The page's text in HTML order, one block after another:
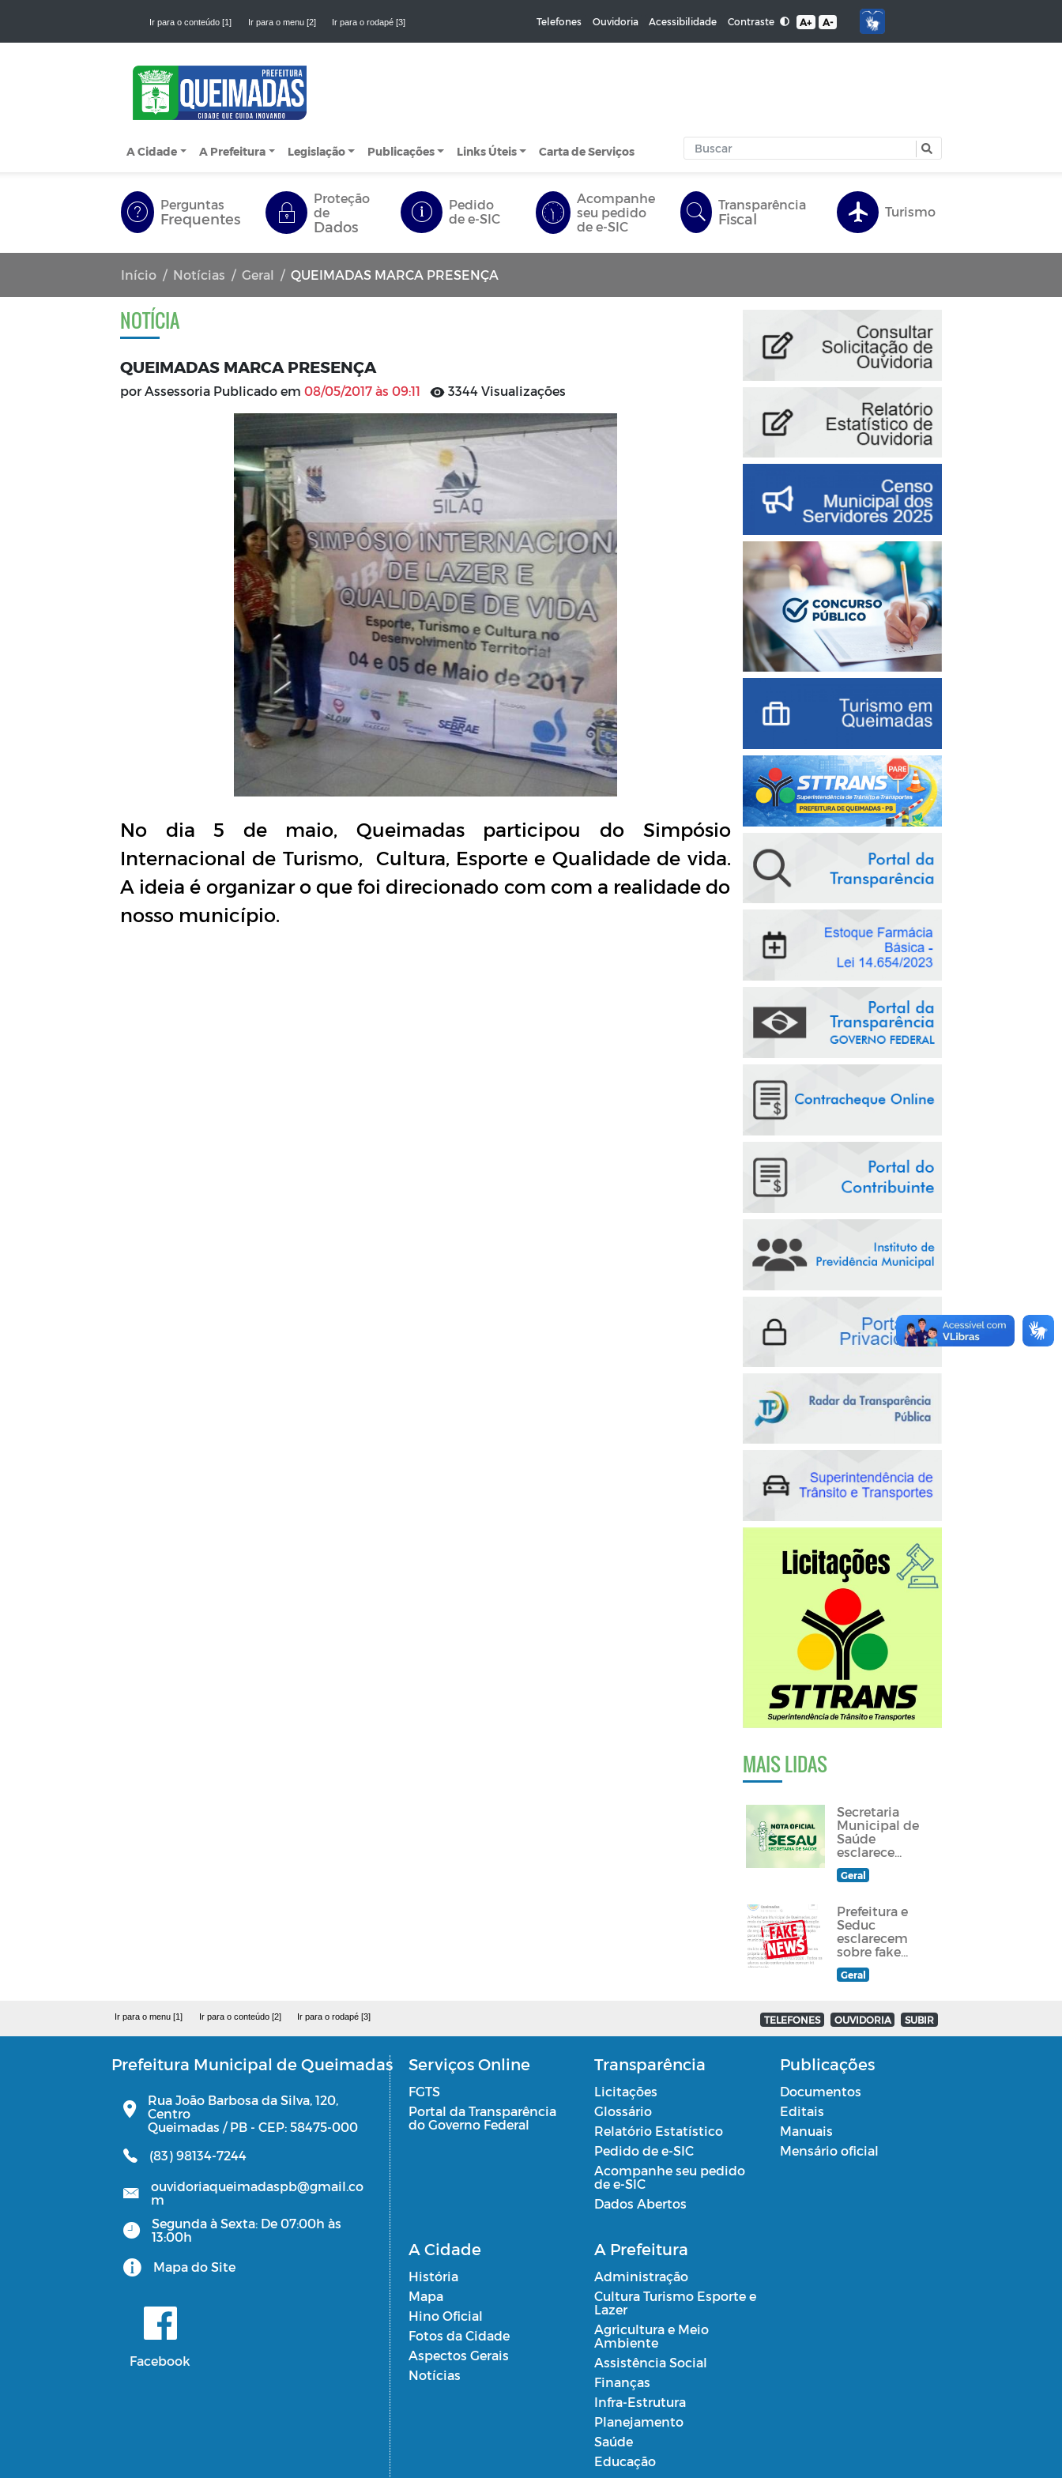
Ir para o conteúdo [1] Ir para o menu [2] Ir para o rodapé [3] Telefones Ouvidoria Acessibilidade Contraste A+ A-
A Cidade A Prefeitura Legislação Publicações Links Úteis Carta de Serviços
Perguntas
Frequentes
Proteção
de
Dados
Pedido
de e-SIC
Acompanhe
seu pedido
de e-SIC
Transparência
Fiscal Turismo
Início Notícias Geral QUEIMADAS MARCA PRESENÇA
NOTÍCIA
QUEIMADAS MARCA PRESENÇA
por Assessoria Publicado em 08/05/2017 às 09:11 3344 Visualizações
No dia 5 de maio, Queimadas participou do Simpósio
Internacional de Turismo, Cultura, Esporte e Qualidade de vida.
A ideia é organizar o que foi direcionado com com a realidade do
nosso município.
MAIS LIDAS
Secretaria
Municipal de
Saúde
esclarece
sobre
atendimento
queimadense
Geral
Prefeitura e
Seduc
esclarecem
sobre fake
news
divulgada em
redes sociais
Geral
Ir para o menu [1] Ir para o conteúdo [2] Ir para o rodapé [3] TELEFONES OUVIDORIA SUBIR
Prefeitura Municipal de Queimadas
Rua João Barbosa da Silva, 120,
Centro
Queimadas / PB - CEP: 58475-000
(83) 98134-7244
ouvidoriaqueimadaspb@gmail.co
m
Segunda à Sexta: De 07:00h às
13:00h
Mapa do Site
Facebook
Serviços Online
FGTS
Portal da Transparência
do Governo Federal
Transparência
Licitações
Glossário
Relatório Estatístico
Pedido de e-SIC
Acompanhe seu pedido
de e-SIC
Dados Abertos
Publicações
Documentos
Editais
Manuais
Mensário oficial
A Cidade
História
Mapa
Hino Oficial
Fotos da Cidade
Aspectos Gerais
Notícias
A Prefeitura
Administração
Cultura Turismo Esporte e
Lazer
Agricultura e Meio
Ambiente
Assistência Social
Finanças
Infra-Estrutura
Planejamento
Saúde
Educação